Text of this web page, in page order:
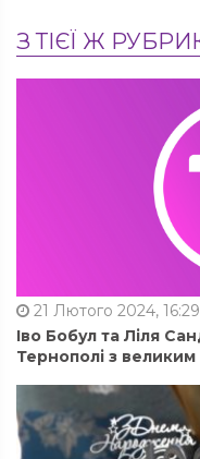
З ТІЄЇ Ж
21 Лютого 2024, 16:29
Іво Бобул та Ліля
Тернополі з